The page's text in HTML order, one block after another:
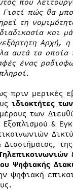
Γιατί πώς θα
τη
και
Αρχή,
αυτά τα οποία
ένας
πριν μερικές
ιδιοκτήτες
των
Εξοπλισμού &
Διαστήματος, της
Ψηφιακής
ψηφιακή